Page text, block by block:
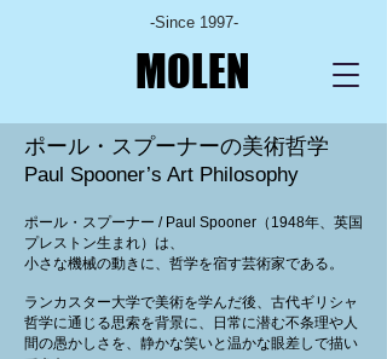
-Since 1997-
MOLEN
ポール・スプーナーの美術哲学
Paul Spooner’s Art Philosophy
ポール・スプーナー / Paul Spooner（1948年、英国
プレストン生まれ）は、
小さな機械の動きに、哲学を宿す芸術家である。
ランカスター大学で美術を学んだ後、古代ギリシャ
哲学に通じる思索を背景に、日常に潜む不条理や人
間の愚かしさを、静かな笑いと温かな眼差しで描い